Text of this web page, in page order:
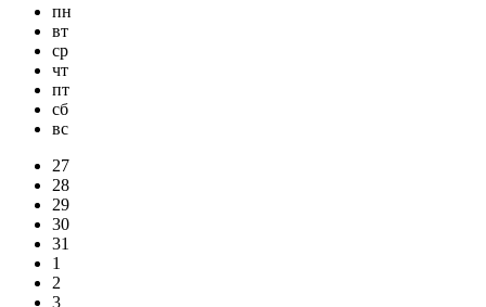
пн
вт
ср
чт
пт
сб
вс
27
28
29
30
31
1
2
3